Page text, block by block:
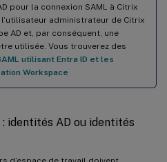
pour la connexion SAML à Citrix
administrateur de Citrix
AD et, par conséquent, une
utilisée. Vous trouverez des
utilisant Entra ID et les
Workspace
: identités AD ou identités